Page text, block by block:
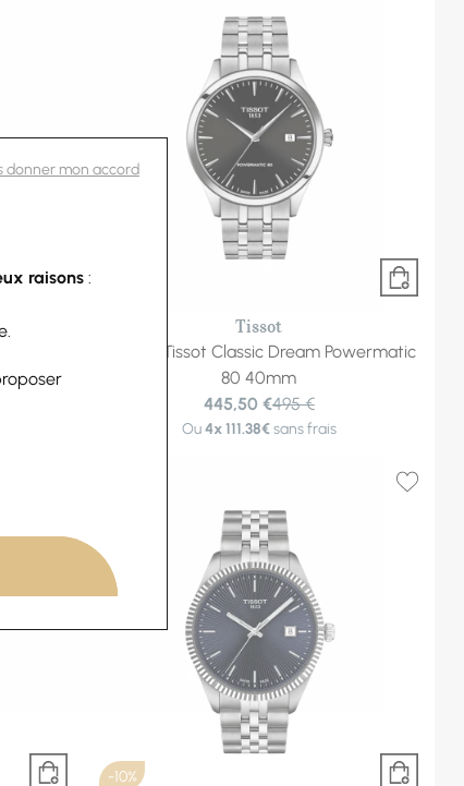
donner mon accord
raisons:
Tissot
Montre Tissot Classic Dream Powermatic
80 40mm
445,50 €495 €
Ou4x 111.38€sans frais
-10%